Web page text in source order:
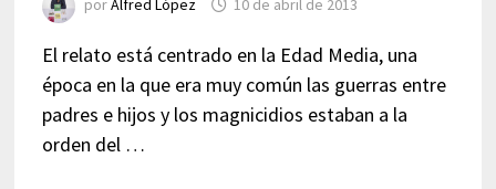
porAlfred López 10 de abril de 2013
El relato está centrado en la Edad Media, una
época en la que era muy común las guerras entre
padres e hijos y los magnicidios estaban a la
orden del …